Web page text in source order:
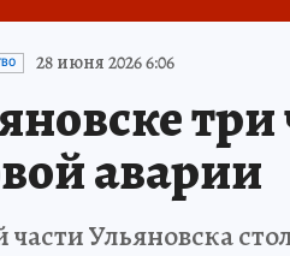
РОССИЯ
28 июня 2026 6:06
аварии
части Ульяновска